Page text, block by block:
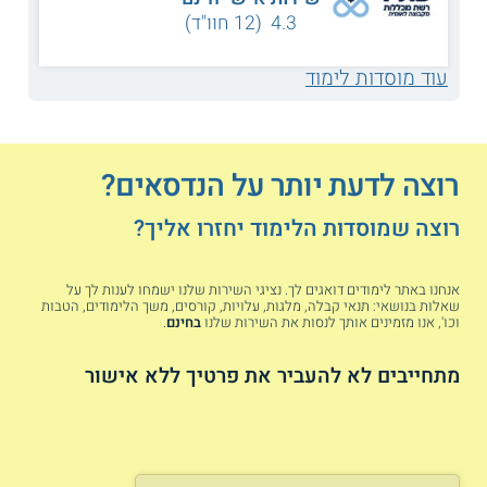
ההנדסה הנלמד.
קורסי הרקע המדעיים כוללים מקצועות כמו מתמטיקה, פיזיקה
ומחשבים. שיעורי המגמה הספציפיים כוללים מקצועות רבים
נדרשים כל הסטודנטים ללמוד קורס באנגלית טכנית.
המסלולים השונים של לימודי ההנדסאות משלבים שיעורי
מעשי ונסיון מקצועי כבר במהלך הלימודים.
ישנם מגוון מוסדות בארץ המתמקדים בלימודי הנדסאים, בניהם
4.3 (12 חוו"ד)
עוד מוסדות לימוד
רוצה לדעת יותר על הנדסאים?
רוצה שמוסדות הלימוד יחזרו אליך?
אנחנו באתר לימודים דואגים לך. נציגי השירות שלנו ישמחו לענות לך על
שאלות בנושאי: תנאי קבלה, מלגות, עלויות, קורסים, משך הלימודים, הטבות
וכו', אנו מזמינים אותך לנסות את השירות שלנובחינם.
מתחייבים לא להעביר את פרטיך ללא אישור